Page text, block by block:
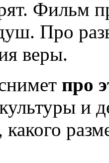
Фильм
Про
веры.
про
и